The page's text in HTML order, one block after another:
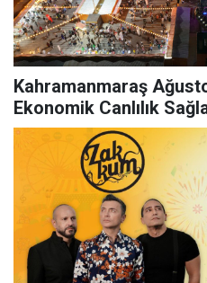
Kahramanmaraş
Ekonomik Canlılık